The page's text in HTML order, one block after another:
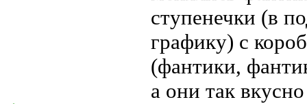
ступенечки (в
графику) с
(фантики,
а они так